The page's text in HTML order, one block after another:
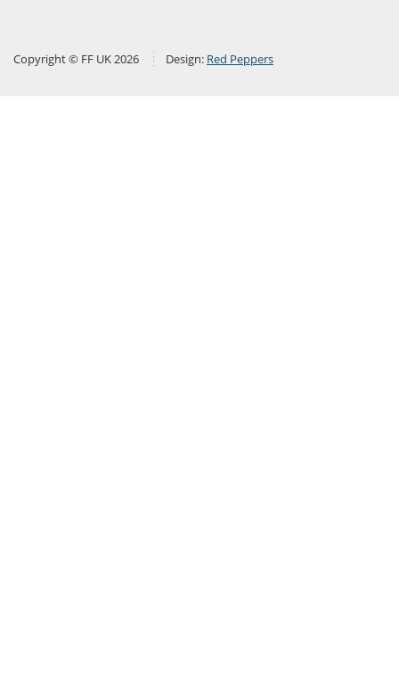
Copyright © FF UK 2026 Design: Red Peppers